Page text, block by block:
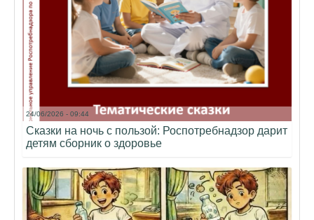
24/06/2026 - 09:44
Сказки на ночь с пользой: Роспотребнадзор дарит
детям сборник о здоровье